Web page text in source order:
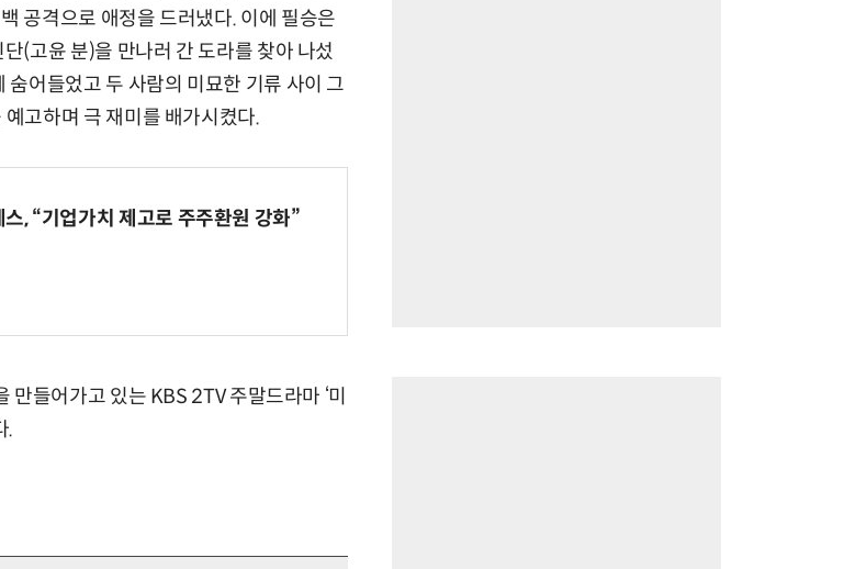
공격으로 애정을 드러냈다. 이에 필승은
(고윤 분)을 만나러 간 도라를 찾아 나섰
어들었고 두 사람의 미묘한 기류 사이 그
고하며 극 재미를 배가시켰다.
, “기업가치 제고로 주주환원 강화”
들어가고 있는 KBS 2TV 주말드라마 ‘미
.